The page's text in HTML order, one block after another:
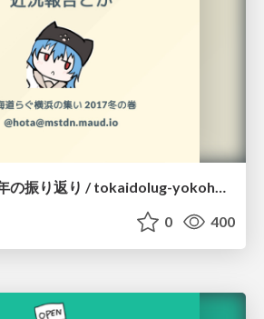
近況報告・2017年の振り返り / tokaidolug-yokohama-201712
0 400